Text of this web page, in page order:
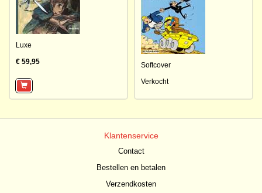
Luxe
€ 59,95
Softcover
Verkocht
Klantenservice
Contact
Bestellen en betalen
Verzendkosten